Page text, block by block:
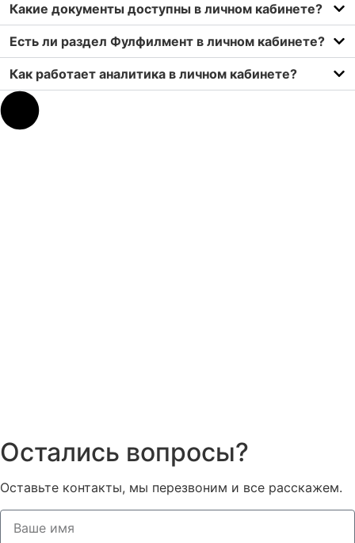
Какие документы доступны в личном кабинете?
Есть ли раздел Фулфилмент в личном кабинете?
Как работает аналитика в личном кабинете?
Остались вопросы?
Оставьте контакты, мы перезвоним и все расскажем.